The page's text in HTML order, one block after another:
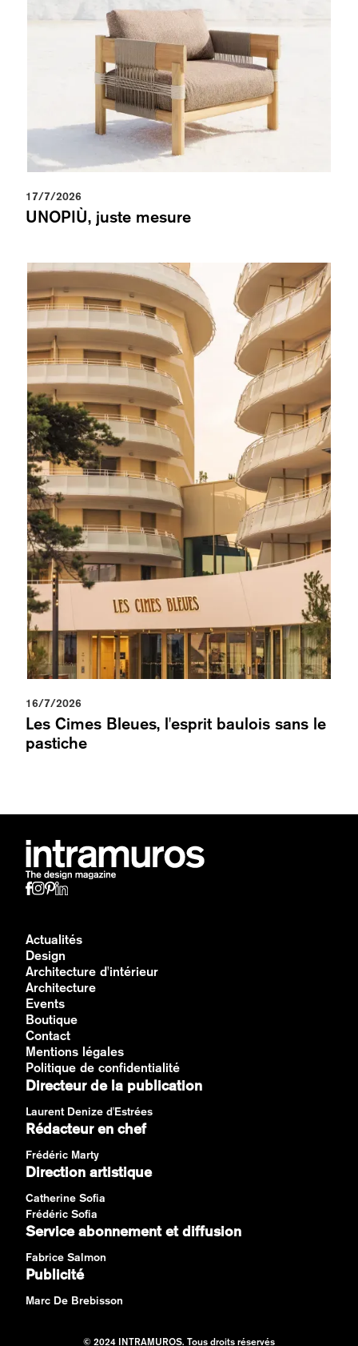
17/7/2026
UNOPIÙ, juste mesure
16/7/2026
Les Cimes Bleues, l'esprit baulois sans le
pastiche
Actualités
Design
Architecture d'intérieur
Architecture
Events
Boutique
Contact
Mentions légales
Politique de confidentialité
Directeur de la publication
Laurent Denize d'Estrées
Rédacteur en chef
Frédéric Marty
Direction artistique
Catherine Sofia
Frédéric Sofia
Service abonnement et diffusion
Fabrice Salmon
Publicité
Marc De Brebisson
© 2024 INTRAMUROS. Tous droits réservés